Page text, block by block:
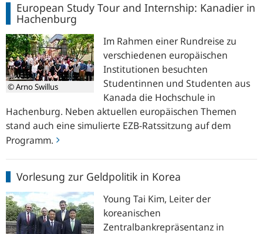
European Study Tour and Internship: Kanadier in
Hachenburg
© Arno Swillus
Im Rahmen einer Rundreise zu
verschiedenen europäischen
Institutionen besuchten
Studentinnen und Studenten aus
Kanada die Hochschule in
Hachenburg. Neben aktuellen europäischen Themen
stand auch eine simulierte EZB-Ratssitzung auf dem
Programm.
Study
Tour
and
Internship:
Kanadier
in
Vorlesung zur Geldpolitik in Korea
Young Tai Kim, Leiter der
koreanischen
Zentralbankrepräsentanz in
zur
Geldpolitik
in
Korea